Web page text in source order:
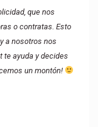
que nos
o contratas. Esto
a nosotros nos
te ayuda y decides
un montón!